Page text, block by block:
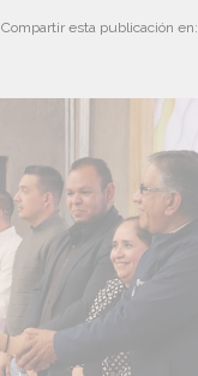
Compartir esta publicación en: